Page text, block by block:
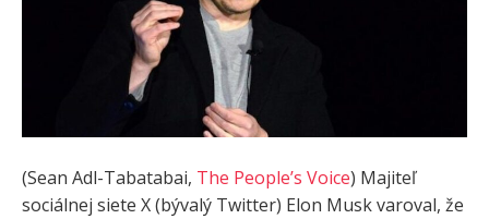
(Sean Adl-Tabatabai, The People’s Voice) Majiteľ
sociálnej siete X (bývalý Twitter) Elon Musk varoval, že